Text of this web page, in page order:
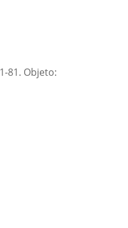
81. Objeto: